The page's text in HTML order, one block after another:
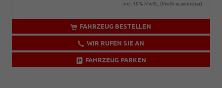
incl. 19% MwSt., (MwSt ausweisbar)
FAHRZEUG BESTELLEN
WIR RUFEN SIE AN
FAHRZEUG PARKEN